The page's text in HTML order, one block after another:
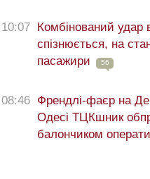
10:07 Комбінований удар
спізнюється, на
пасажири
56
08:46 Френдлі-фаєр на
Одесі ТЦКшник
балончиком